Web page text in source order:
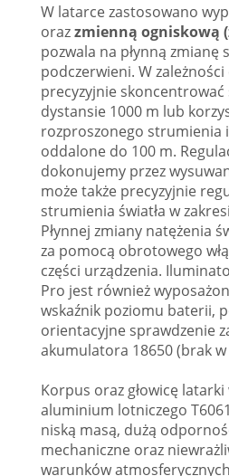
W latarce zastosowano
orazzmienną ogniskową
pozwala na płynną zmianę
podczerwieni. W
precyzyjnie skoncentrować
dystansie 1000 m lub
rozproszonego strumienia
oddalone do 100 m.
dokonujemy przez
może także precyzyjnie
strumienia światła w
Płynnej zmiany natężenia
za pomocą obrotowego
części urządzenia.
Pro jest również
wskaźnik poziomu baterii,
orientacyjne sprawdzenie
akumulatora 18650 (brak w
Korpus oraz głowicę
aluminium lotniczego
niską masą, dużą
mechaniczne oraz
warunków